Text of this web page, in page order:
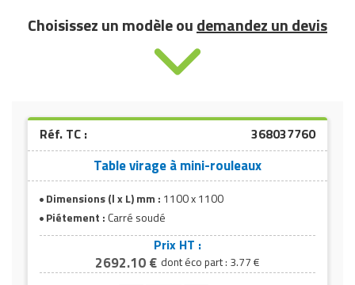
Choisissez un modèle oudemandez un devis
Réf. TC : 368037760
Table virage à mini-rouleaux
Dimensions (l x L) mm : 1100 x 1100
Piétement : Carré soudé
Prix HT :
2692.10 € dont éco part : 3.77 €